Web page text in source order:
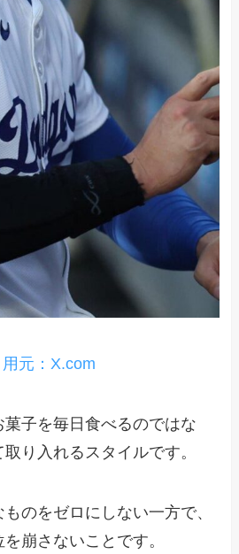
用元：X.com
子を毎日食べるのではな
り入れるスタイルです。
のをゼロにしない一方で、
崩さないことです。